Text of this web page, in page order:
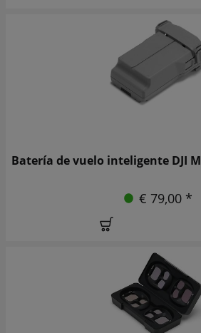
Batería de vuelo inteligente DJI
€ 79,00 *